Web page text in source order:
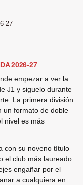
27
2026-27
empezar a ver la
J1 y siguelo durante
La primera división
un formato de doble
nivel es más
con su noveno título
el club más laureado
engañar por el
a cualquiera en